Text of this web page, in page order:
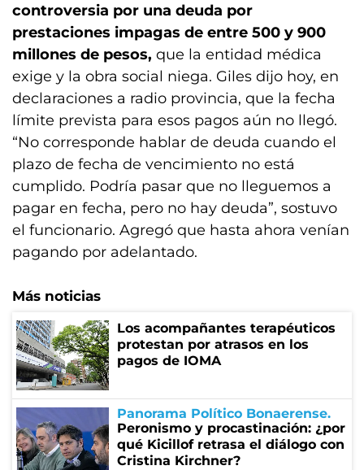
controversia por una deuda por
prestaciones impagas de entre 500 y 900
millones de pesos, que la entidad médica
exige y la obra social niega. Giles dijo hoy, en
declaraciones a radio provincia, que la fecha
límite prevista para esos pagos aún no llegó.
“No corresponde hablar de deuda cuando el
plazo de fecha de vencimiento no está
cumplido. Podría pasar que no lleguemos a
pagar en fecha, pero no hay deuda”, sostuvo
el funcionario. Agregó que hasta ahora venían
pagando por adelantado.
Más noticias
Los acompañantes terapéuticos
protestan por atrasos en los
pagos de IOMA
Panorama Político Bonaerense
Peronismo y procastinación: ¿por
qué Kicillof retrasa el diálogo con
Cristina Kirchner?